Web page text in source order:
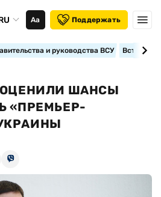
Аа Поддержать
и руководства ВСУ
ОЦЕНИЛИ ШАНСЫ
«ПРЕМЬЕР-